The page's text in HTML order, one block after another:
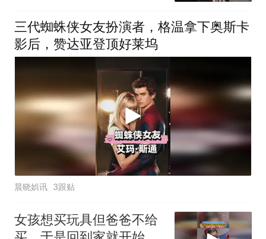
三代蜘蛛侠女友扮演者，格温拿下奥斯卡
影后，赞达亚登顶好莱坞
晨晓娯讯 3跟贴
女孩想买玩具但爸爸不给